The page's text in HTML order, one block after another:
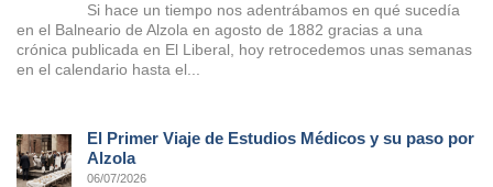
Si hace un tiempo nos adentrábamos en qué sucedía
en el Balneario de Alzola en agosto de 1882 gracias a una
crónica publicada en El Liberal, hoy retrocedemos unas semanas
en el calendario hasta el...
El Primer Viaje de Estudios Médicos y su paso por
Alzola
06/07/2026